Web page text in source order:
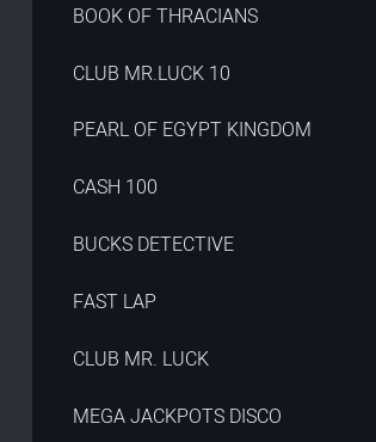
BOOK OF THRACIANS
CLUB MR.LUCK 10
PEARL OF EGYPT KINGDOM
CASH 100
BUCKS DETECTIVE
FAST LAP
CLUB MR. LUCK
MEGA JACKPOTS DISCO